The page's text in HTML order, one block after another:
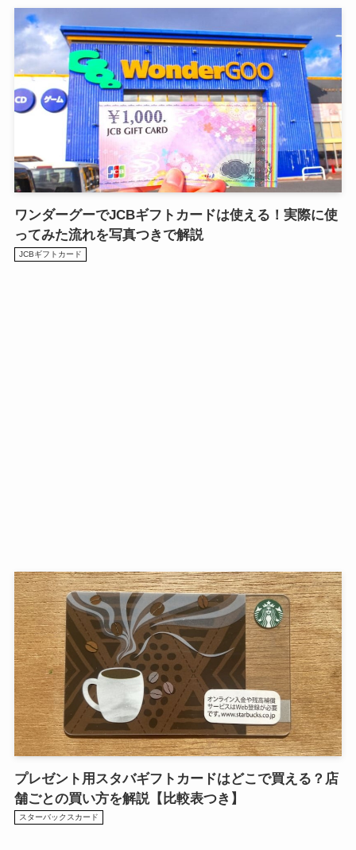
ワンダーグーでJCBギフトカードは使える！実際に使
ってみた流れを写真つきで解説
JCBギフトカード
プレゼント用スタバギフトカードはどこで買える？店
舗ごとの買い方を解説【比較表つき】
スターバックスカード